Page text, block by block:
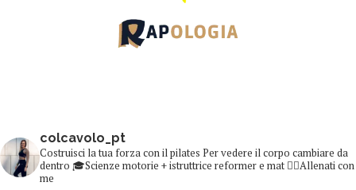
colcavolo_pt
Costruisci la tua forza con il pilates Per vedere il corpo cambiare da
dentro 🎓Scienze motorie + istruttrice reformer e mat 👇🏻Allenati con
me